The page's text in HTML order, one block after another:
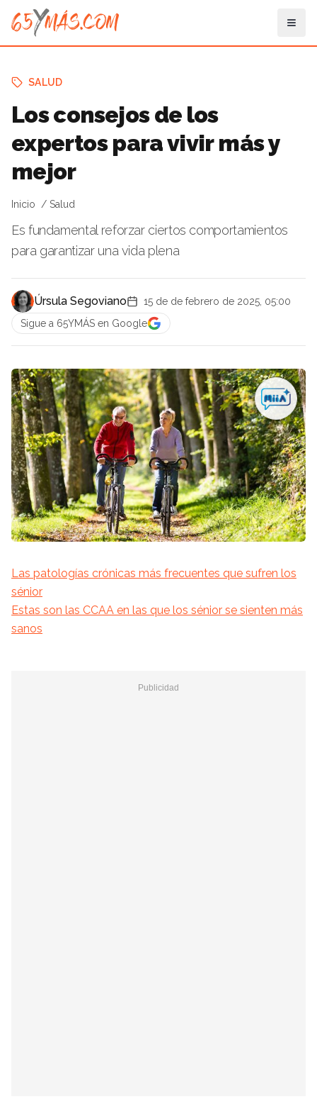
SALUD
Los consejos de los
expertos para vivir más y
mejor
Inicio Salud
Es fundamental reforzar ciertos comportamientos
para garantizar una vida plena
Úrsula Segoviano
15 de de febrero de 2025, 05:00
Sigue a 65YMÁS en Google
Las patologías crónicas más frecuentes que sufren los
sénior
Estas son las CCAA en las que los sénior se sienten más
sanos